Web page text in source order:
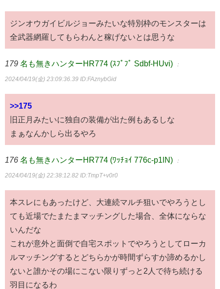
ジンオウガイビルジョーみたいな特別枠のモンスターは
全武器網羅してもらわんと稼げないとは思うな
179 名も無きハンターHR774 (ｽﾌﾟﾌﾟ Sdbf-HUvi) ：
2024/04/19(金) 23:09:36.39 ID:FAznybGid
>>175
旧正月みたいに独自の装備が出た例もあるしな
まぁなんかしら出るやろ
176 名も無きハンターHR774 (ﾜｯﾁｮｲ 776c-p1lN) ：
2024/04/19(金) 22:38:12.82 ID:TmpT+v0r0
本スレにもあったけど、大連続マルチ狙いでやろうとし
ても近場でたまたまマッチングした場合、全体にならな
いんだな
これが意外と面倒で自宅スポットでやろうとしてローカ
ルマッチングするとどちらかが時間ずらすか諦めるかし
ないと誰かその場にこない限りずっと2人で待ち続ける
羽目になるわ